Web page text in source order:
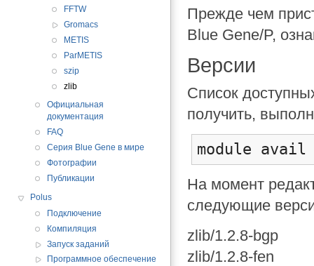
FFTW
Gromacs
METIS
ParMETIS
szip
zlib
Официальная
документация
FAQ
Серия Blue Gene в мире
Фотографии
Публикации
Polus
Подключение
Компиляция
Запуск заданий
Программное обеспечение
Прежде чем
Blue Gene/P,
Версии
Список
получить,
module
На момент
следующие
zlib/1.2.8-bgp
zlib/1.2.8-fen